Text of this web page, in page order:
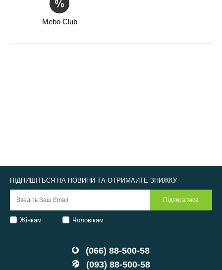
Mebo Club
(066) 88-500-58
(093) 88-500-58
ПІДПИШІТЬСЯ НА НОВИНИ ТА ОТРИМАЙТЕ ЗНИЖКУ
Жінкам Чоловікам